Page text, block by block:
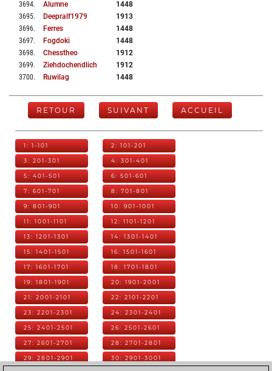
3694. Alumne
1448
3695. Deepralf1979
1913
3696. Ferres
1448
3697. Fogdoki
1448
3698. Chesstheo
1912
3699. Ziehdochendlich
1912
3700. Ruwilag 1448
RETOUR SUIVANT ACCUEIL
1: 1-101 2: 101-201
3: 201-301 4: 301-401
5: 401-501 6: 501-601
7: 601-701 8: 701-801
9: 801-901 10: 901-1001
11: 1001-1101 12: 1101-1201
13: 1201-1301 14: 1301-1401
15: 1401-1501 16: 1501-1601
17: 1601-1701 18: 1701-1801
19: 1801-1901 20: 1901-2001
21: 2001-2101 22: 2101-2201
23: 2201-2301 24: 2301-2401
25: 2401-2501 26: 2501-2601
27: 2601-2701 28: 2701-2801
29: 2801-2901 30: 2901-3001